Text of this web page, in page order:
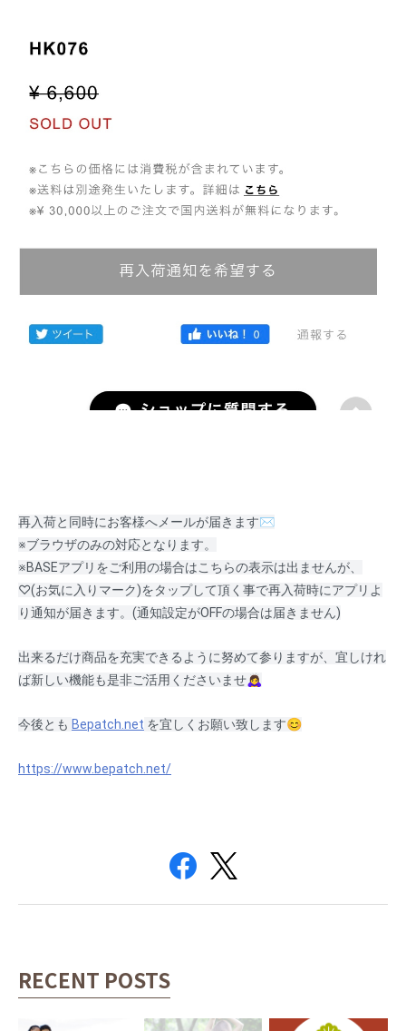
再入荷と同時にお客様へメールが届きます✉️
※ブラウザのみの対応となります。
※BASEアプリをご利用の場合はこちらの表示は出ませんが、
♡(お気に入りマーク)をタップして頂く事で再入荷時にアプリよ
り通知が届きます。 (通知設定がOFFの場合は届きません)
出来るだけ商品を充実できるように努めて参りますが、宜しけれ
ば新しい機能も是非ご活用くださいませ🙇‍♀️
今後とも Bepatch.net を宜しくお願い致します😊
https://www.bepatch.net/
RECENT POSTS